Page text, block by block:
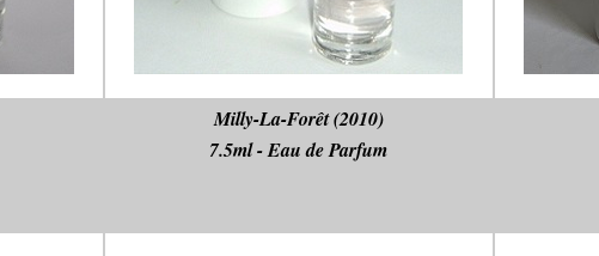
Milly-La-Forêt (2010)
7.5ml - Eau de Parfum